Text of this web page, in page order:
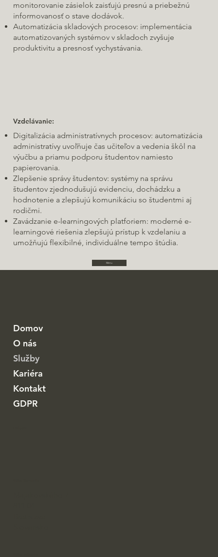
monitorovanie zásielok zaisťujú presnú a priebežnú
informovanosť o stave dodávok.
Automatizácia skladových procesov: implementácia
automatizovaných systémov v skladoch zvyšuje
produktivitu a presnosť vychystávania.
Vzdelávanie:
Digitalizácia administratívnych procesov: automatizácia
administratívy uvoľňuje čas učiteľov a vedenia škôl na
výučbu a priamu podporu študentov namiesto
papierovania.
Zlepšenie správy študentov: systémy na správu
študentov zjednodušujú evidenciu, dochádzku a
hodnotenie a zlepšujú komunikáciu so študentmi aj
rodičmi.
Zavádzanie e-learningových platforiem: moderné e-
learningové riešenia zlepšujú prístup k vzdelaniu a
umožňujú flexibilné, individuálne tempo štúdia.
Menu
Domov
O nás
Služby
Kariéra
Kontakt
GDPR